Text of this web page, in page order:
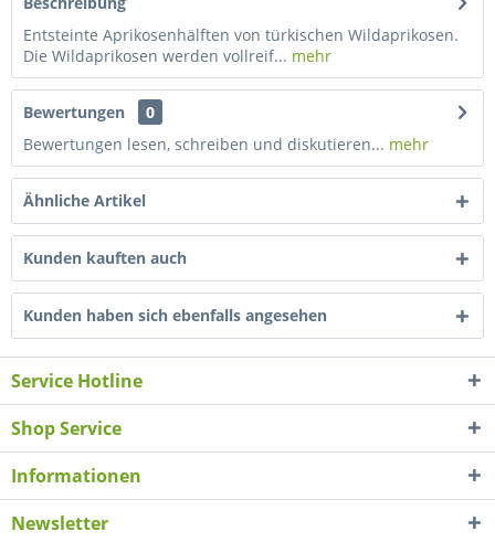
Entsteinte Aprikosenhälften von türkischen Wildaprikosen.
Die Wildaprikosen werden vollreif... mehr
Bewertungen
0
Bewertungen lesen, schreiben und diskutieren... mehr
Ähnliche Artikel
Kunden kauften auch
Kunden haben sich ebenfalls angesehen
Service Hotline
Shop Service
Informationen
Newsletter